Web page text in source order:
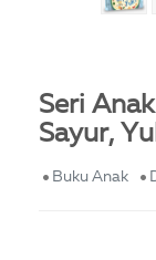
Seri
Sayur,
Buku Anak